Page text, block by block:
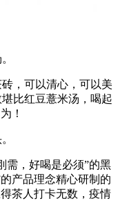
，可以清心，可以美
比红豆薏米汤，喝起
！
需，好喝是必须”的黑
产品理念精心研制的
茶人打卡无数，疫情